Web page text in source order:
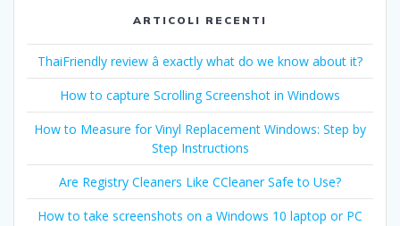
ARTICOLI RECENTI
ThaiFriendly review â exactly what do we know about it?
How to capture Scrolling Screenshot in Windows
How to Measure for Vinyl Replacement Windows: Step by
Step Instructions
Are Registry Cleaners Like CCleaner Safe to Use?
How to take screenshots on a Windows 10 laptop or PC